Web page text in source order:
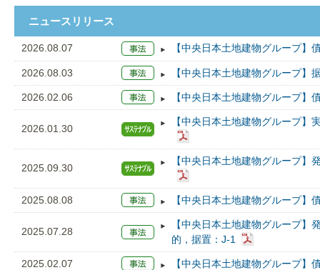
ニュースリリース
2026.08.07 【中央日本土地建物グループ】
2026.08.03 【中央日本土地建物グループ】
2026.02.06 【中央日本土地建物グループ】
2026.01.30
【中央日本土地建物グループ
2025.09.30
【中央日本土地建物グループ
2025.08.08 【中央日本土地建物グループ】
2025.07.28
【中央日本土地建物グループ
的，据置：J-1
2025.02.07 【中央日本土地建物グループ】